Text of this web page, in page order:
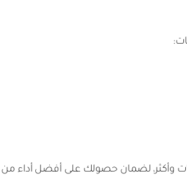
وأكثر، لضمان حصولك على أفضل أداء من